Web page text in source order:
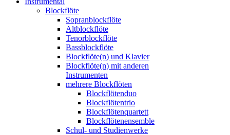
Blockflöte
Sopranblockflöte
Altblockflöte
Tenorblockflöte
Bassblockflöte
Blockflöte(n) und Klavier
Blockflöte(n) mit anderen
Instrumenten
mehrere Blockflöten
Blockflötenduo
Blockflötentrio
Blockflötenquartett
Blockflötenensemble
Schul- und Studienwerke